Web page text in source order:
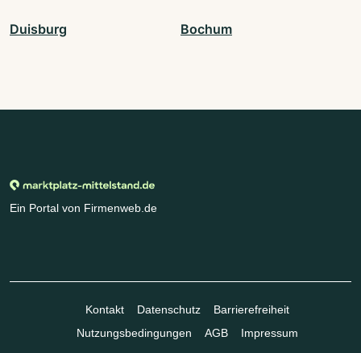
Duisburg Bochum
Ein Portal von Firmenweb.de
Kontakt Datenschutz
Barrierefreiheit
Nutzungsbedingungen
AGB Impressum